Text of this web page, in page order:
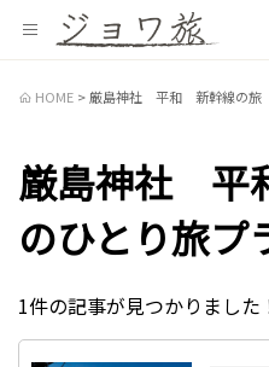
HOME 厳島神社 平和 新幹線の旅
厳島神社 平
のひとり旅プ
1件の記事が見つかりました